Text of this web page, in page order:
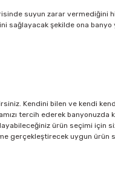
suyun zarar vermediğini
sağlayacak şekilde ona banyo
Kendini bilen ve kendi
tercih ederek banyonuzda
ürün seçimi için
gerçekleştirecek uygun ürün